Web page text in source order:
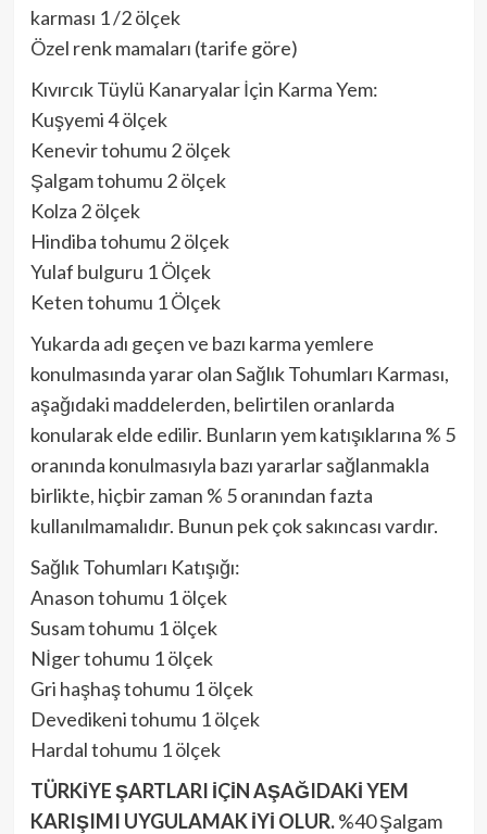
karması 1 /2 ölçek
Özel renk mamaları (tarife göre)
Kıvırcık Tüylü Kanaryalar İçin Karma Yem:
Kuşyemi 4 ölçek
Kenevir tohumu 2 ölçek
Şalgam tohumu 2 ölçek
Kolza 2 ölçek
Hindiba tohumu 2 ölçek
Yulaf bulguru 1 Ölçek
Keten tohumu 1 Ölçek
Yukarda adı geçen ve bazı karma yemlere
konulmasında yarar olan Sağlık Tohumları Karması,
aşağıdaki maddelerden, belirtilen oranlarda
konularak elde edilir. Bunların yem katışıklarına % 5
oranında konulmasıyla bazı yararlar sağlanmakla
birlikte, hiçbir zaman % 5 oranından fazta
kullanılmamalıdır. Bunun pek çok sakıncası vardır.
Sağlık Tohumları Katışığı:
Anason tohumu 1 ölçek
Susam tohumu 1 ölçek
Nİger tohumu 1 ölçek
Gri haşhaş tohumu 1 ölçek
Devedikeni tohumu 1 ölçek
Hardal tohumu 1 ölçek
TÜRKİYE ŞARTLARI İÇİN AŞAĞIDAKİ YEM
KARIŞIMI UYGULAMAK İYİ OLUR.%40 Şalgam